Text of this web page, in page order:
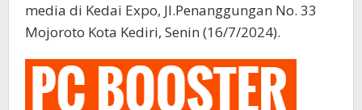
media di Kedai Expo, Jl.Penanggungan No. 33
Mojoroto Kota Kediri, Senin (16/7/2024).